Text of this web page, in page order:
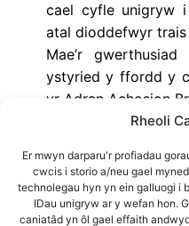
Rheoli
Er mwyn darparu'r profiadau
cwcis i storio a/neu gael
technolegau hyn yn ein galluogi i
IDau unigryw ar y wefan hon.
caniatâd yn ôl gael effaith
cael cyfle unigryw
atal dioddefwyr
Mae’r
ystyried y ffordd y
yr Adran Achosion
waith, a natur a
Roedd y
cyfweliadau â
proffesiynol eraill,